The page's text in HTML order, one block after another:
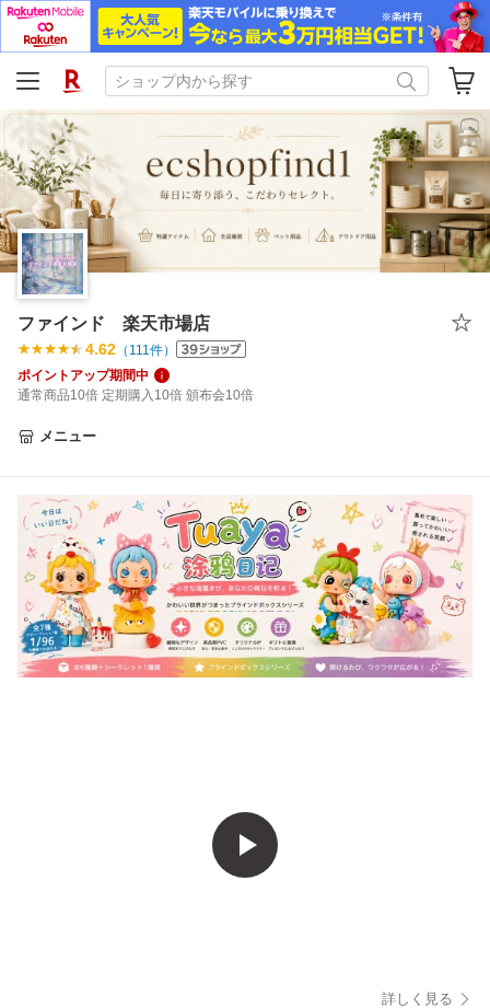
ファインド 楽天市場店
4.62 （ 111件）
ポイントアップ期間中
通常商品10倍 定期購入10倍 頒布会10倍
メニュー
詳しく見る